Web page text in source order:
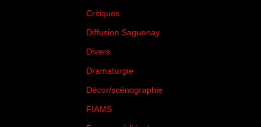
Critiques
Diffusion Saguenay
Divers
Dramaturgie
Décor/scénographie
FIAMS